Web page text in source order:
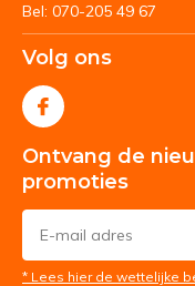
Bel: 070-205 49 67
Volg ons
Ontvang de
promoties
* Lees hier de wettelijke